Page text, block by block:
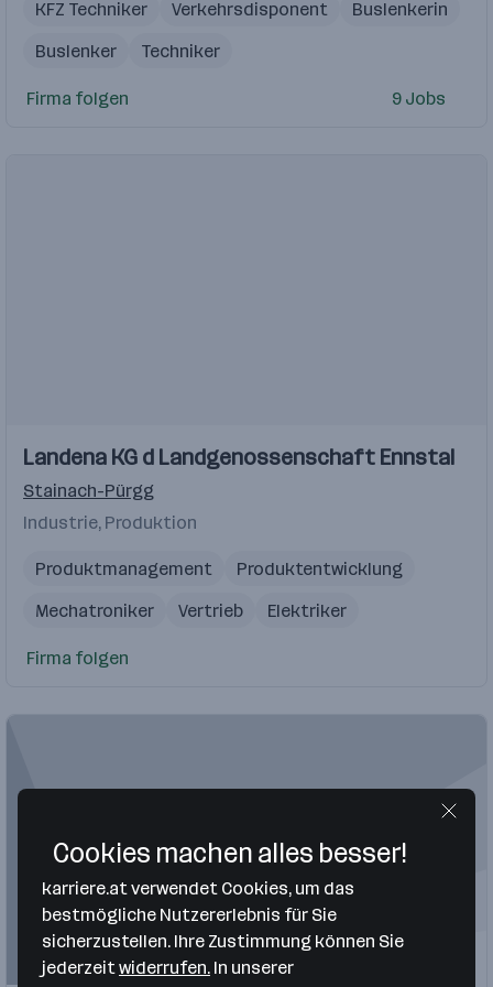
KFZ Techniker Verkehrsdisponent
Buslenkerin
Buslenker
Techniker
Firma folgen 9 Jobs
Landena KG d Landgenossenschaft Ennstal
Stainach-Pürgg
Industrie, Produktion
Produktmanagement
Produktentwicklung
Mechatroniker
Vertrieb Elektriker
Firma folgen
Cookies machen alles besser!
karriere.at verwendet Cookies, um das
bestmögliche Nutzererlebnis für Sie
sicherzustellen. Ihre Zustimmung können Sie
jederzeit widerrufen. In unserer